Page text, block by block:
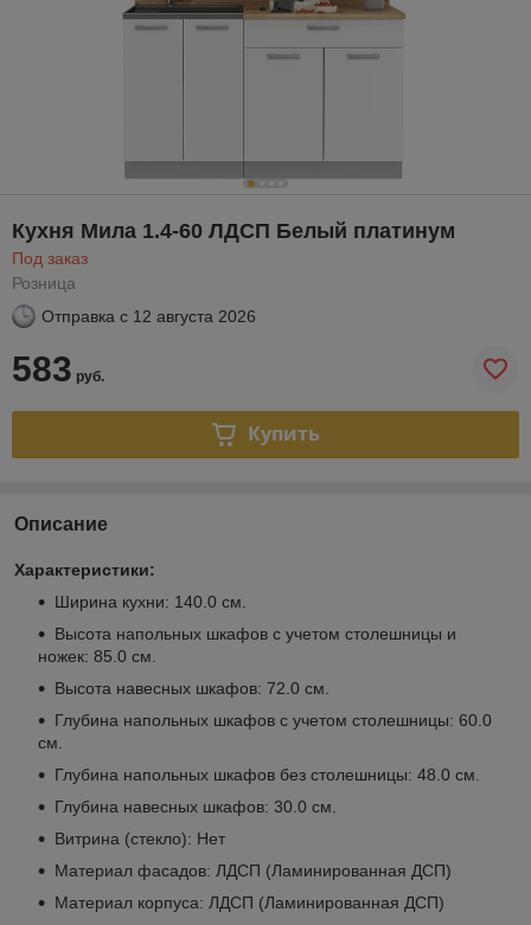
Кухня Мила 1.4-60 ЛДСП Белый платинум
Под заказ
Розница
Отправка с 12 августа 2026
583 руб.
Купить
Описание
Характеристики:
Ширина кухни: 140.0 см.
Высота напольных шкафов с учетом столешницы и
ножек: 85.0 см.
Высота навесных шкафов: 72.0 см.
Глубина напольных шкафов с учетом столешницы: 60.0
см.
Глубина напольных шкафов без столешницы: 48.0 см.
Глубина навесных шкафов: 30.0 см.
Витрина (стекло): Нет
Материал фасадов: ЛДСП (Ламинированная ДСП)
Материал корпуса: ЛДСП (Ламинированная ДСП)